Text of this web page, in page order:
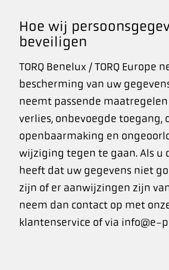
Hoe wij
beveiligen
TORQ Benelux / TORQ Europe
bescherming van uw
neemt passende
verlies, onbevoegde toegang,
openbaarmaking en
wijziging tegen te gaan. Als u
heeft dat uw gegevens niet
zijn of er aanwijzingen zijn
neem dan contact op met
klantenservice of via info@e-